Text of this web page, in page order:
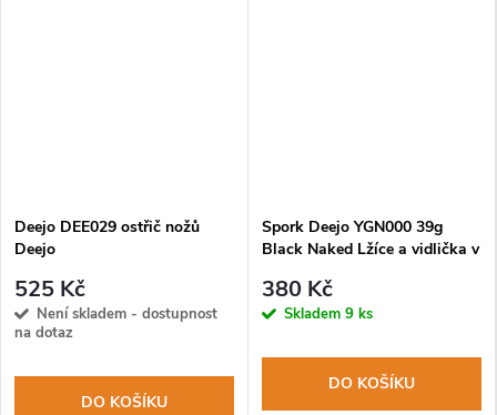
Deejo DEE029 ostřič nožů
Deejo
525 Kč
Není skladem - dostupnost
na dotaz
DO KOŠÍKU
Spork Deejo YGN000 39g
Black Naked Lžíce a vidlička v
380 Kč
Skladem 9 ks
DO KOŠÍKU